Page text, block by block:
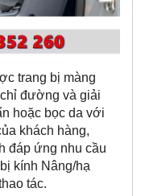
trang bị màng
đường và giải
hoặc bọc da với
khách hàng,
đáp ứng nhu cầu
kính Nâng/hạ
tác.